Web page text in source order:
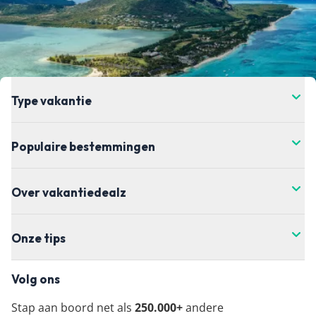
Type vakantie
Populaire bestemmingen
Over vakantiedealz
Onze tips
Volg ons
Stap aan boord net als 250.000+andere